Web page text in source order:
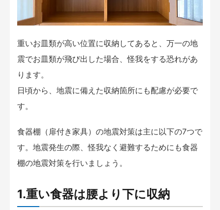
重いお皿類が高い位置に収納してあると、万一の地
震でお皿類が飛び出した場合、怪我をする恐れがあ
ります。
日頃から、地震に備えた収納箇所にも配慮が必要で
す。
食器棚（扉付き家具）の地震対策は主に以下の7つで
す。地震発生の際、怪我なく避難するためにも食器
棚の地震対策を行いましょう。
1.重い食器は腰より下に収納